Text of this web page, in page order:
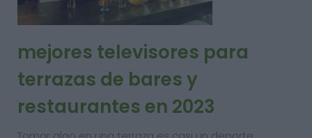
mejores televisores para
terrazas de bares y
restaurantes en 2023